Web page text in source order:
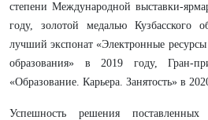
степени Международной выставки-
году, золотой медалью Кузбасского
лучший экспонат «Электронные
образования» в 2019 году, Гран-
«Образование. Карьера. Занятость» в
Успешность решения